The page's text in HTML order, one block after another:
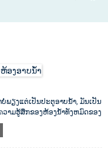
ພຽງແຕ່ເປັນປະຕູອາບນ້ໍາ, ມັນເປັນ
ວາມຮູ້ສຶກຂອງຫ້ອງນ້ໍາທັງຫມົດຂອງ
ານແລະລາຍການທີ່ດຶງດູດຄວາມ
ວຽກ​ຢ່າງ​ຖືກ​ຕ້ອງ​ເຊັ່ນ​ດຽວ​ກັນ​.